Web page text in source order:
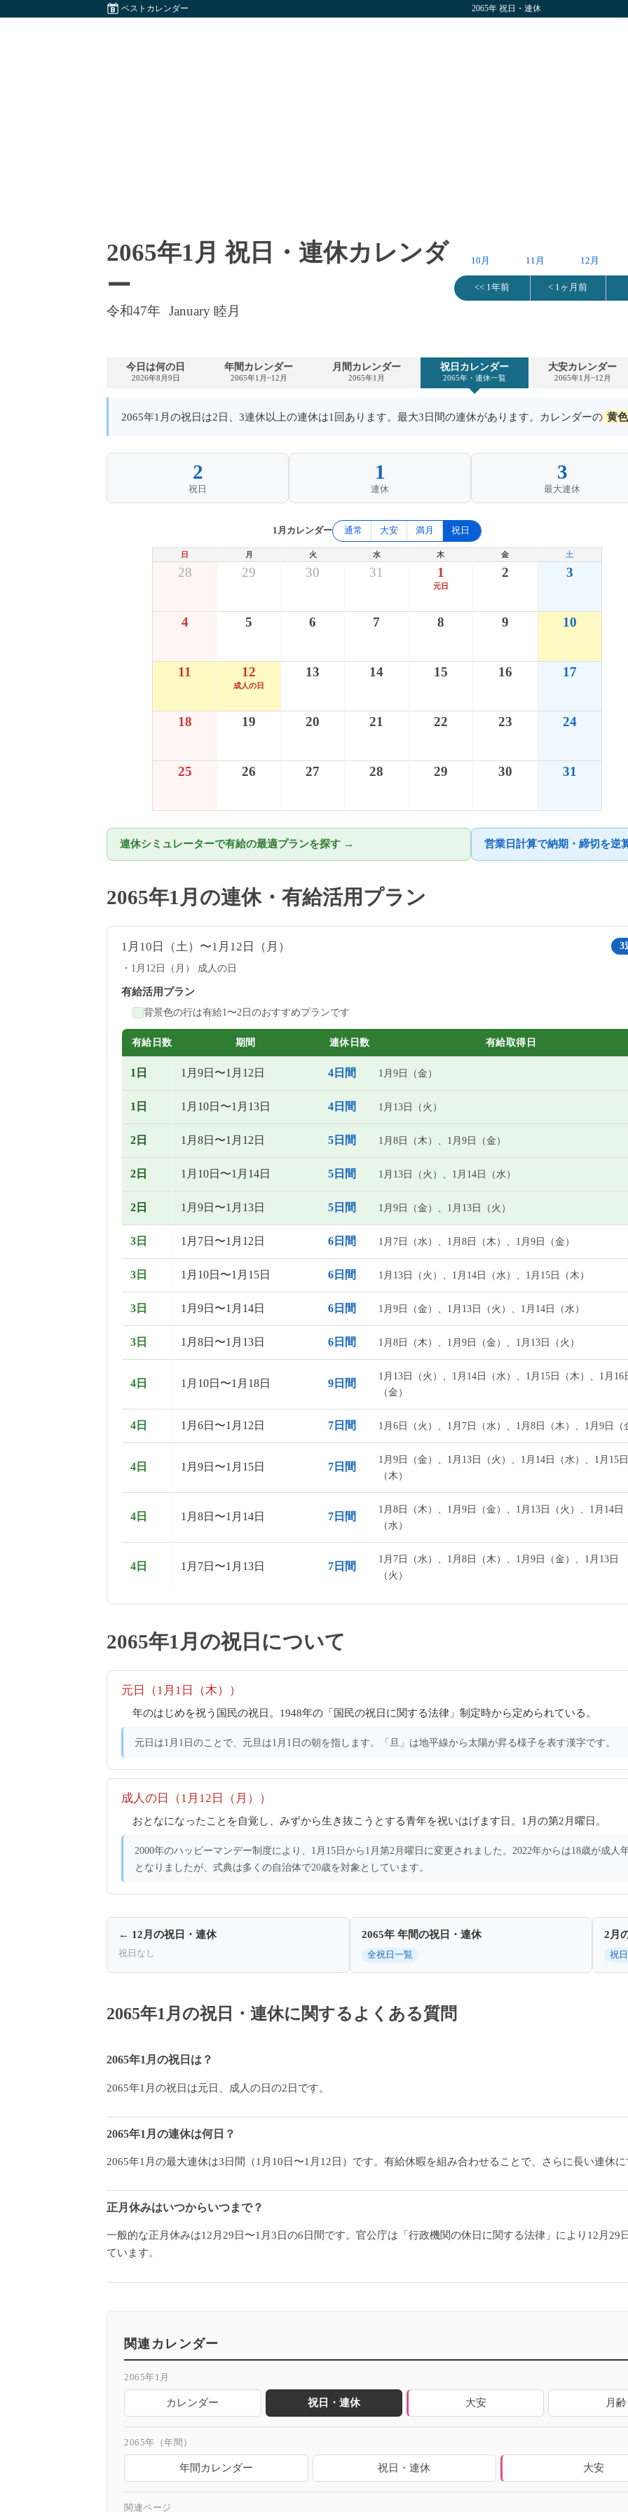
ベストカレンダー 2065年 祝日・連休
2065年1月 祝日・連休カレンダ
ー
令和47年 January 睦月
10月 11月 12月
<< 1年前 < 1ヶ月前
今日は何の日
2026年8月9日
年間カレンダー
2065年1月~12月
月間カレンダー
2065年1月
祝日カレンダー
2065年・連休一覧
大安カレンダー
2065年1月~12月
2065年1月の祝日は2日、3連休以上の連休は1回あります。最大3日間の連休があります。カレンダーの 黄色
2
祝日
1
連休
3
最大連休
1月カレンダー 通常 大安 満月 祝日
日 月 火 水 木 金 土
28 29 30 31 1
元日
2 3
4 5 6 7 8 9 10
11 12
成人の日
13 14 15 16 17
18 19 20 21 22 23 24
25 26 27 28 29 30 31
連休シミュレーターで有給の最適プランを探す → 営業日計算で納期・締切を逆
2065年1月の連休・有給活用プラン
1月10日（土）〜1月12日（月） 3
1月12日（月） 成人の日
有給活用プラン
背景色の行は有給1〜2日のおすすめプランです
有給日数 期間 連休日数 有給取得日
1日 1月9日〜1月12日 4日間 1月9日（金）
1日 1月10日〜1月13日 4日間 1月13日（火）
2日 1月8日〜1月12日 5日間 1月8日（木）、1月9日（金）
2日 1月10日〜1月14日 5日間 1月13日（火）、1月14日（水）
2日 1月9日〜1月13日 5日間 1月9日（金）、1月13日（火）
3日 1月7日〜1月12日 6日間 1月7日（水）、1月8日（木）、1月9日（金）
3日 1月10日〜1月15日 6日間 1月13日（火）、1月14日（水）、1月15日（木）
3日 1月9日〜1月14日 6日間 1月9日（金）、1月13日（火）、1月14日（水）
3日 1月8日〜1月13日 6日間 1月8日（木）、1月9日（金）、1月13日（火）
4日 1月10日〜1月18日 9日間
1月13日（火）、1月14日（水）、1月15日（木）、1月16
（金）
4日 1月6日〜1月12日 7日間 1月6日（火）、1月7日（水）、1月8日（木）、1月9日（
4日 1月9日〜1月15日 7日間
1月9日（金）、1月13日（火）、1月14日（水）、1月15日
（木）
4日 1月8日〜1月14日 7日間
1月8日（木）、1月9日（金）、1月13日（火）、1月14日
（水）
4日 1月7日〜1月13日 7日間
1月7日（水）、1月8日（木）、1月9日（金）、1月13日
（火）
2065年1月の祝日について
元日（1月1日（木））
年のはじめを祝う国民の祝日。1948年の「国民の祝日に関する法律」制定時から定められている。
元日は1月1日のことで、元旦は1月1日の朝を指します。「旦」は地平線から太陽が昇る様子を表す漢字です。
成人の日（1月12日（月））
おとなになったことを自覚し、みずから生き抜こうとする青年を祝いはげます日。1月の第2月曜日。
2000年のハッピーマンデー制度により、1月15日から1月第2月曜日に変更されました。2022年からは18歳が成人
となりましたが、式典は多くの自治体で20歳を対象としています。
← 12月の祝日・連休
祝日なし
2065年 年間の祝日・連休
全祝日一覧
2月
祝
2065年1月の祝日・連休に関するよくある質問
2065年1月の祝日は？
2065年1月の祝日は元日、成人の日の2日です。
2065年1月の連休は何日？
2065年1月の最大連休は3日間（1月10日〜1月12日）です。有給休暇を組み合わせることで、さらに長い連休
正月休みはいつからいつまで？
一般的な正月休みは12月29日〜1月3日の6日間です。官公庁は「行政機関の休日に関する法律」により12月29
ています。
関連カレンダー
2065年1月
カレンダー 祝日・連休 大安 月齢
2065年（年間）
年間カレンダー 祝日・連休 大安
関連ページ